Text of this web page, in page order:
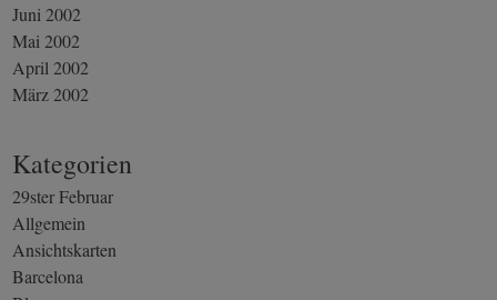
Juni 2002
Mai 2002
April 2002
März 2002
Kategorien
29ster Februar
Allgemein
Ansichtskarten
Barcelona